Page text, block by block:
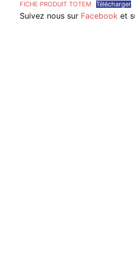
FICHE PRODUIT TOTEM Télécharger
Suivez nous sur Facebook et